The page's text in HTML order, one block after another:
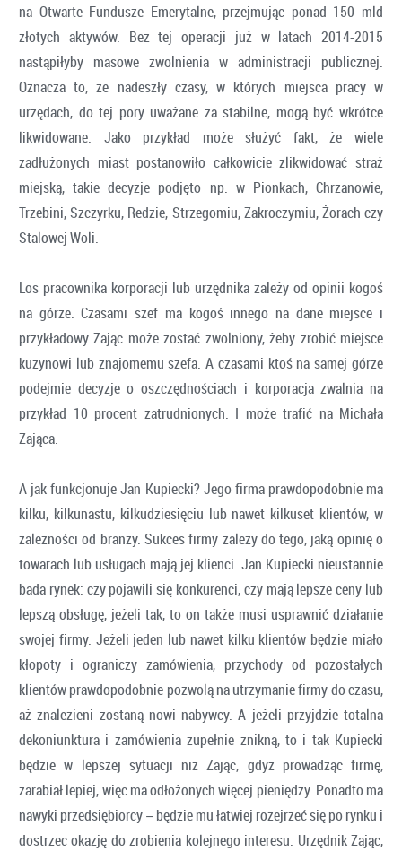
na Otwarte Fundusze Emerytalne, przejmując ponad 150 mld
złotych aktywów. Bez tej operacji już w latach 2014-2015
nastąpiłyby masowe zwolnienia w administracji publicznej.
Oznacza to, że nadeszły czasy, w których miejsca pracy w
urzędach, do tej pory uważane za stabilne, mogą być wkrótce
likwidowane. Jako przykład może służyć fakt, że wiele
zadłużonych miast postanowiło całkowicie zlikwidować straż
miejską, takie decyzje podjęto np. w Pionkach, Chrzanowie,
Trzebini, Szczyrku, Redzie, Strzegomiu, Zakroczymiu, Żorach czy
Stalowej Woli.
Los pracownika korporacji lub urzędnika zależy od opinii kogoś
na górze. Czasami szef ma kogoś innego na dane miejsce i
przykładowy Zając może zostać zwolniony, żeby zrobić miejsce
kuzynowi lub znajomemu szefa. A czasami ktoś na samej górze
podejmie decyzje o oszczędnościach i korporacja zwalnia na
przykład 10 procent zatrudnionych. I może trafić na Michała
Zająca.
A jak funkcjonuje Jan Kupiecki? Jego firma prawdopodobnie ma
kilku, kilkunastu, kilkudziesięciu lub nawet kilkuset klientów, w
zależności od branży. Sukces firmy zależy do tego, jaką opinię o
towarach lub usługach mają jej klienci. Jan Kupiecki nieustannie
bada rynek: czy pojawili się konkurenci, czy mają lepsze ceny lub
lepszą obsługę, jeżeli tak, to on także musi usprawnić działanie
swojej firmy. Jeżeli jeden lub nawet kilku klientów będzie miało
kłopoty i ograniczy zamówienia, przychody od pozostałych
klientów prawdopodobnie pozwolą na utrzymanie firmy do czasu,
aż znalezieni zostaną nowi nabywcy. A jeżeli przyjdzie totalna
dekoniunktura i zamówienia zupełnie znikną, to i tak Kupiecki
będzie w lepszej sytuacji niż Zając, gdyż prowadząc firmę,
zarabiał lepiej, więc ma odłożonych więcej pieniędzy. Ponadto ma
nawyki przedsiębiorcy − będzie mu łatwiej rozejrzeć się po rynku i
dostrzec okazję do zrobienia kolejnego interesu. Urzędnik Zając,